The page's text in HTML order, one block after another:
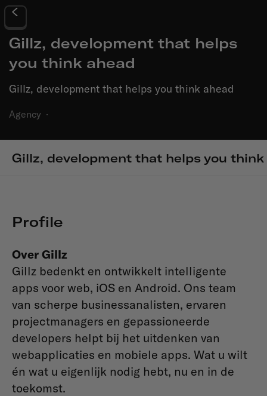
Gillz, development that helps
you think ahead
Gillz, development that helps you think ahead
Agency ·
Gillz, development that helps you think
Profile
Over Gillz
Gillz bedenkt en ontwikkelt intelligente
apps voor web, iOS en Android. Ons team
van scherpe businessanalisten, ervaren
projectmanagers en gepassioneerde
developers helpt bij het uitdenken van
webapplicaties en mobiele apps. Wat u wilt
én wat u eigenlijk nodig hebt, nu en in de
toekomst.